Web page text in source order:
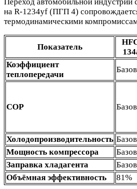
на R-1234yf (ПГП 4)
термодинамическими
Показатель
Коэффициент
теплопередачи
COP
Холодопроизводительность
Мощность компрессора
Заправка хладагента
Объёмная эффективность
81%